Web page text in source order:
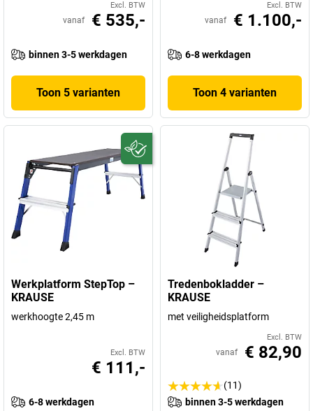
Excl. BTW
vanaf € 535,-
binnen 3-5 werkdagen
Toon 5 varianten
Excl. BTW
vanaf € 1.100,-
6-8 werkdagen
Toon 4 varianten
Werkplatform StepTop –
KRAUSE
werkhoogte 2,45 m
Excl. BTW
€ 111,-
6-8 werkdagen
Tredenbokladder –
KRAUSE
met veiligheidsplatform
Excl. BTW
vanaf € 82,90
(11)
binnen 3-5 werkdagen